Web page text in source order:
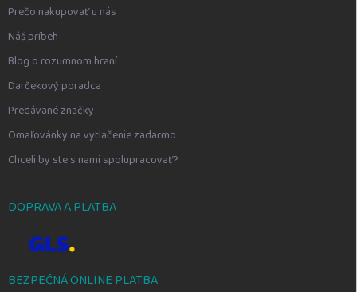
Prečo nakupovať u nás
Náš príbeh
Blog o rozumnom hraní
Darčekový poradca
Predávané značky
Omaľovánky na vytlačenie zadarmo
Chceli by ste s nami spolupracovať?
DOPRAVA A PLATBA
BEZPEČNÁ ONLINE PLATBA